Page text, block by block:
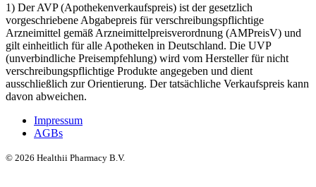
1) Der AVP (Apothekenverkaufspreis) ist der gesetzlich
vorgeschriebene Abgabepreis für verschreibungspflichtige
Arzneimittel gemäß Arzneimittelpreisverordnung (AMPreisV) und
gilt einheitlich für alle Apotheken in Deutschland. Die UVP
(unverbindliche Preisempfehlung) wird vom Hersteller für nicht
verschreibungspflichtige Produkte angegeben und dient
ausschließlich zur Orientierung. Der tatsächliche Verkaufspreis kann
davon abweichen.
Impressum
AGBs
© 2026 Healthii Pharmacy B.V.